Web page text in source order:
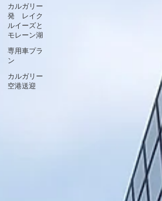
カルガリー
発 レイク
ルイーズと
モレーン湖
専用車プラ
ン
カルガリー
空港送迎